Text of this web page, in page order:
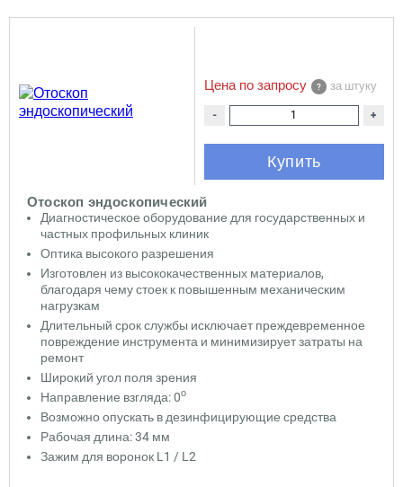
Отоскоп эндоскопический
Диагностическое оборудование для государственных и
частных профильных клиник
Оптика высокого разрешения
Изготовлен из высококачественных материалов,
благодаря чему стоек к повышенным механическим
нагрузкам
Длительный срок службы исключает преждевременное
повреждение инструмента и минимизирует затраты на
ремонт
Широкий угол поля зрения
Направление взгляда: 0о
Возможно опускать в дезинфицирующие средства
Рабочая длина: 34 мм
Зажим для воронок L1 / L2
Цена по запросу за штуку
- +
Купить